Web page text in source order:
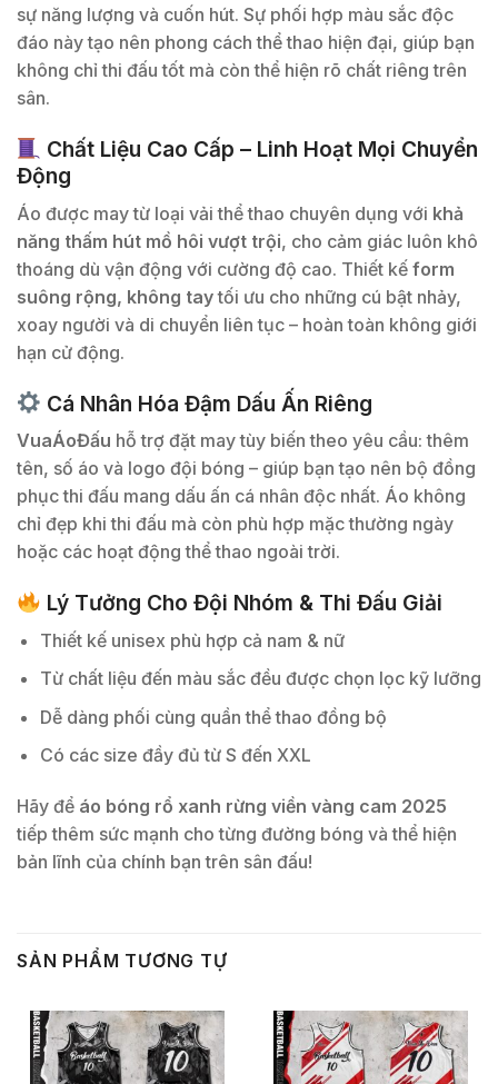
sự năng lượng và cuốn hút. Sự phối hợp màu sắc độc
đáo này tạo nên phong cách thể thao hiện đại, giúp bạn
không chỉ thi đấu tốt mà còn thể hiện rõ chất riêng trên
sân.
Chất Liệu Cao Cấp – Linh Hoạt Mọi Chuyển
Động
Áo được may từ loại vải thể thao chuyên dụng với khả
năng thấm hút mồ hôi vượt trội, cho cảm giác luôn khô
thoáng dù vận động với cường độ cao. Thiết kế form
suông rộng, không taytối ưu cho những cú bật nhảy,
xoay người và di chuyển liên tục – hoàn toàn không giới
hạn cử động.
Cá Nhân Hóa Đậm Dấu Ấn Riêng
VuaÁoĐấu hỗ trợ đặt may tùy biến theo yêu cầu: thêm
tên, số áo và logo đội bóng – giúp bạn tạo nên bộ đồng
phục thi đấu mang dấu ấn cá nhân độc nhất. Áo không
chỉ đẹp khi thi đấu mà còn phù hợp mặc thường ngày
hoặc các hoạt động thể thao ngoài trời.
Lý Tưởng Cho Đội Nhóm & Thi Đấu Giải
Thiết kế unisex phù hợp cả nam & nữ
Từ chất liệu đến màu sắc đều được chọn lọc kỹ lưỡng
Dễ dàng phối cùng quần thể thao đồng bộ
Có các size đầy đủ từ S đến XXL
Hãy để áo bóng rổ xanh rừng viền vàng cam 2025
tiếp thêm sức mạnh cho từng đường bóng và thể hiện
bản lĩnh của chính bạn trên sân đấu!
SẢN PHẨM TƯƠNG TỰ